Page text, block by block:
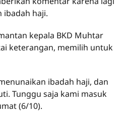
ibadah haji.
kepala BKD Muhtar
keterangan, memilih untuk
ibadah haji, dan
Tunggu saja kami masuk
(6/10).